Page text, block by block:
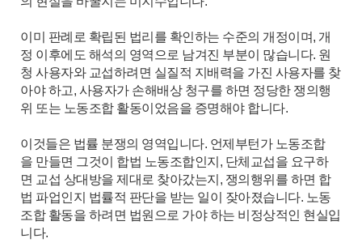
이미 판례로 확립된 법리를 확인하는 수준의 개정이며, 개
정 이후에도 해석의 영역으로 남겨진 부분이 많습니다. 원
청 사용자와 교섭하려면 실질적 지배력을 가진 사용자를 찾
아야 하고, 사용자가 손해배상 청구를 하면 정당한 쟁의행
위 또는 노동조합 활동이었음을 증명해야 합니다.
이것들은 법률 분쟁의 영역입니다. 언제부턴가 노동조합
을 만들면 그것이 합법 노동조합인지, 단체교섭을 요구하
면 교섭 상대방을 제대로 찾아갔는지, 쟁의행위를 하면 합
법 파업인지 법률적 판단을 받는 일이 잦아졌습니다. 노동
조합 활동을 하려면 법원으로 가야 하는 비정상적인 현실입
니다.